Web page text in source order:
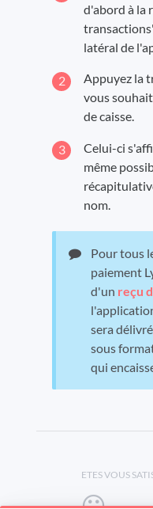
d'abord à la
latéral de
Appuyez la
vous
de caisse.
Celui-ci
même
nom.
Pour tous
paiement
d'un reçu
sera
sous
qui
ETES VOUS